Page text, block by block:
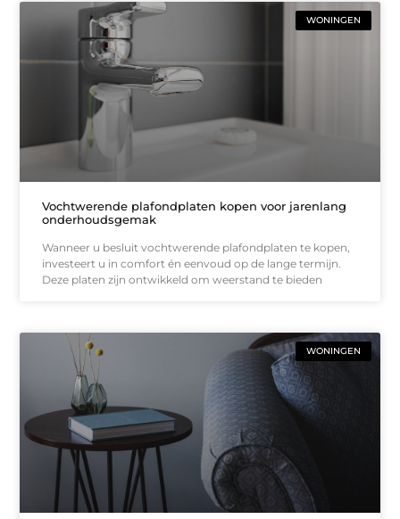
WONINGEN
Vochtwerende plafondplaten kopen voor jarenlang
onderhoudsgemak
Wanneer u besluit vochtwerende plafondplaten te kopen,
investeert u in comfort én eenvoud op de lange termijn.
Deze platen zijn ontwikkeld om weerstand te bieden
WONINGEN